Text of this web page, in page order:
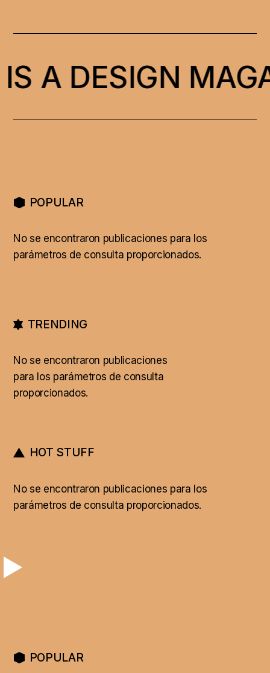
A DESIGN
POPULAR
No se encontraron publicaciones para los
parámetros de consulta proporcionados.
TRENDING
No se encontraron publicaciones
para los parámetros de consulta
proporcionados.
HOT STUFF
No se encontraron publicaciones para los
parámetros de consulta proporcionados.
POPULAR